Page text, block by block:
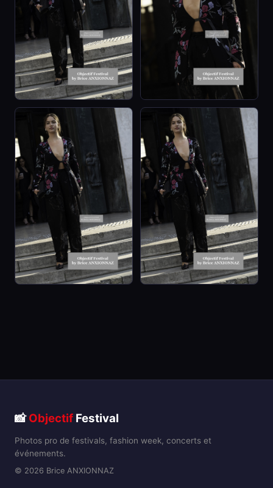
📸Objectif Festival
Photos pro de festivals, fashion week, concerts et
événements.
© 2026 Brice ANXIONNAZ